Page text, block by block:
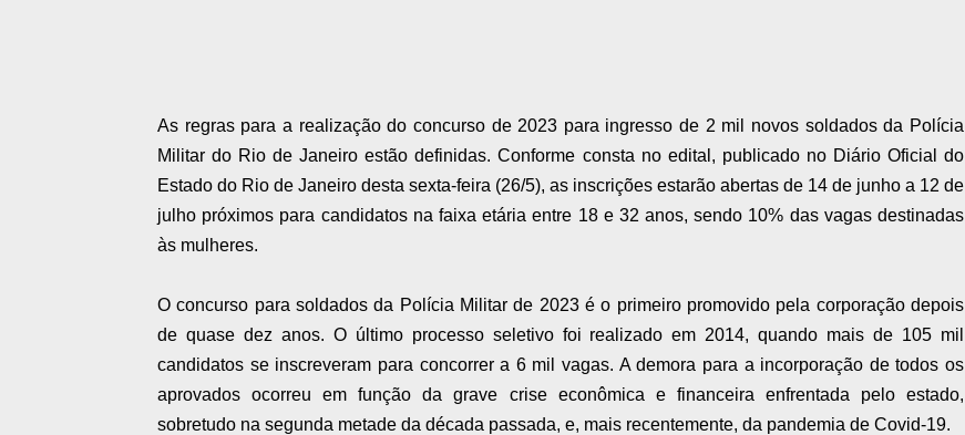
As regras para a realização do concurso de 2023 para ingresso de 2 mil novos soldados da Polícia
Militar do Rio de Janeiro estão definidas. Conforme consta no edital, publicado no Diário Oficial do
Estado do Rio de Janeiro desta sexta-feira (26/5), as inscrições estarão abertas de 14 de junho a 12 de
julho próximos para candidatos na faixa etária entre 18 e 32 anos, sendo 10% das vagas destinadas
às mulheres.
O concurso para soldados da Polícia Militar de 2023 é o primeiro promovido pela corporação depois
de quase dez anos. O último processo seletivo foi realizado em 2014, quando mais de 105 mil
candidatos se inscreveram para concorrer a 6 mil vagas. A demora para a incorporação de todos os
aprovados ocorreu em função da grave crise econômica e financeira enfrentada pelo estado,
sobretudo na segunda metade da década passada, e, mais recentemente, da pandemia de Covid-19.